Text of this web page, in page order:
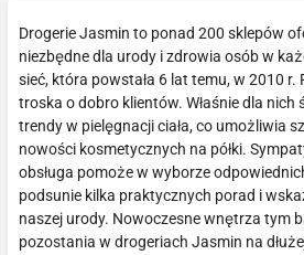
Drogerie Jasmin to ponad 200 sklepów
niezbędne dla urody i zdrowia osób w
sieć, która powstała 6 lat temu, w 2010
troska o dobro klientów. Właśnie dla nich
trendy w pielęgnacji ciała, co umożliwia
nowości kosmetycznych na półki.
obsługa pomoże w wyborze
podsunie kilka praktycznych porad i
naszej urody. Nowoczesne wnętrza tym
pozostania w drogeriach Jasmin na